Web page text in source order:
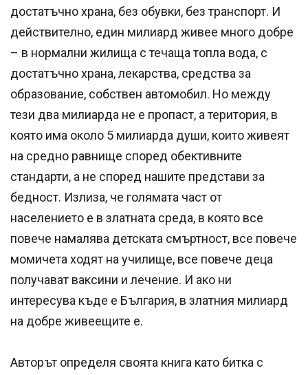
достатъчно храна, без обувки, без транспорт. И
действително, един милиард живее много добре
– в нормални жилища с течаща топла вода, с
достатъчно храна, лекарства, средства за
образование, собствен автомобил. Но между
тези два милиарда не е пропаст, а територия, в
която има около 5 милиарда души, които живеят
на средно равнище според обективните
стандарти, а не според нашите представи за
бедност. Излиза, че голямата част от
населението е в златната среда, в която все
повече намалява детската смъртност, все повече
момичета ходят на училище, все повече деца
получават ваксини и лечение. И ако ни
интересува къде е България, в златния милиард
на добре живеещите е.
Авторът определя своята книга като битка с